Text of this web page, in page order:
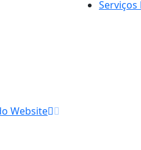
Serviços
Website